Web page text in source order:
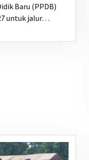
Baru (PPDB)
untuk jalur…